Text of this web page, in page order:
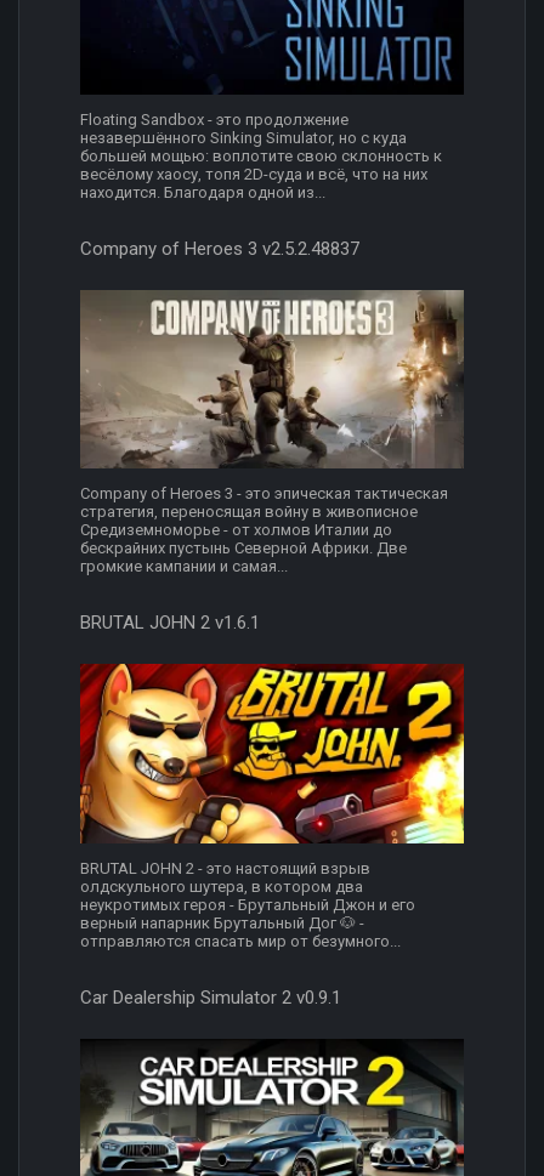
Floating Sandbox - это продолжение
незавершённого Sinking Simulator, но с куда
большей мощью: воплотите свою склонность к
весёлому хаосу, топя 2D-суда и всё, что на них
находится. Благодаря одной из...
Company of Heroes 3 v2.5.2.48837
Company of Heroes 3 - это эпическая тактическая
стратегия, переносящая войну в живописное
Средиземноморье - от холмов Италии до
бескрайних пустынь Северной Африки. Две
громкие кампании и самая...
BRUTAL JOHN 2 v1.6.1
BRUTAL JOHN 2 - это настоящий взрыв
олдскульного шутера, в котором два
неукротимых героя - Брутальный Джон и его
верный напарник Брутальный Дог 🐶 -
отправляются спасать мир от безумного...
Car Dealership Simulator 2 v0.9.1